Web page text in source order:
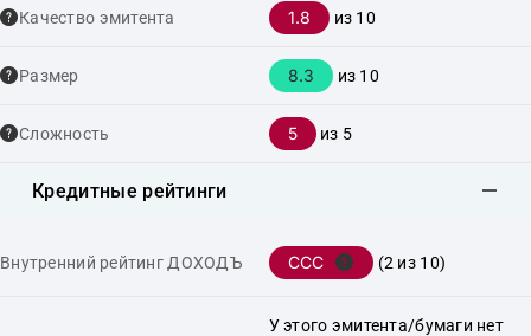
Качество эмитента 1.8 из 10
Размер 8.3 из 10
Сложность 5 из 5
Кредитные рейтинги
Внутренний рейтинг ДОХОДЪ CCC (2 из 10)
У этого эмитента/бумаги нет